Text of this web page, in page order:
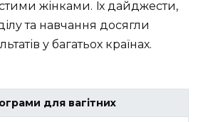
жінками. Їх дайджести,
та навчання досягли
у багатьох країнах.
для вагітних